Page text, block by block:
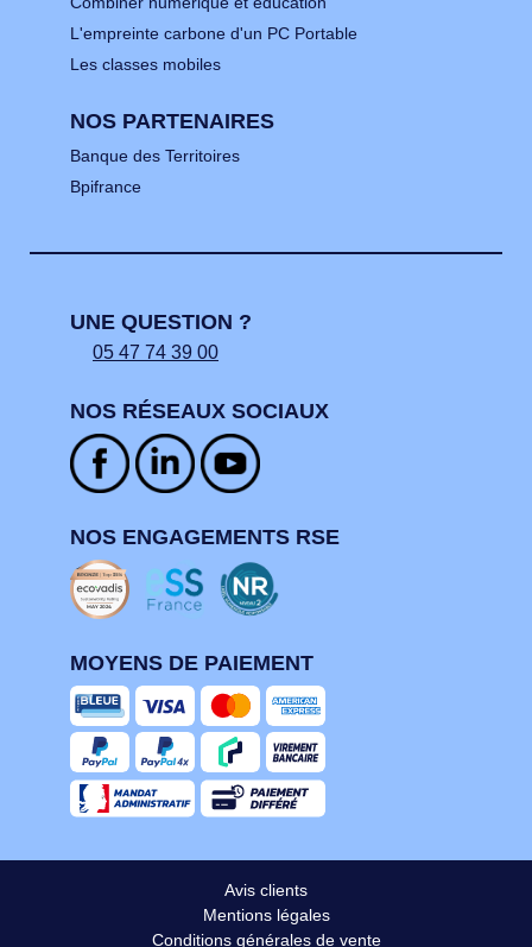
L'empreinte carbone d'un PC Portable
Les classes mobiles
NOS PARTENAIRES
Banque des Territoires
Bpifrance
UNE QUESTION ?
05 47 74 39 00
NOS RÉSEAUX SOCIAUX
NOS ENGAGEMENTS RSE
MOYENS DE PAIEMENT
Avis clients
Mentions légales
Conditions générales de vente